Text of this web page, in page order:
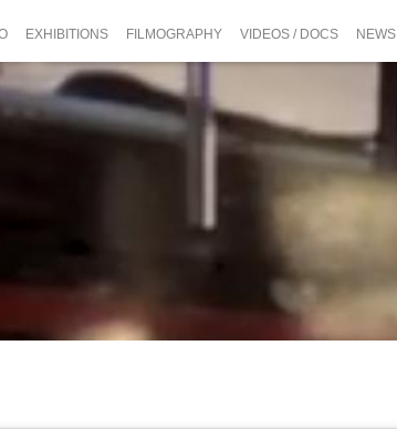
EXHIBITIONS FILMOGRAPHY VIDEOS / DOCS NEWS